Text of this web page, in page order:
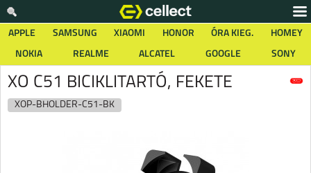
APPLE SAMSUNG XIAOMI HONOR ÓRA KIEG.
HOMEY
NOKIA
REALME ALCATEL GOOGLE SONY
XO C51 BICIKLITARTÓ, FEKETE
XOP-BHOLDER-C51-BK